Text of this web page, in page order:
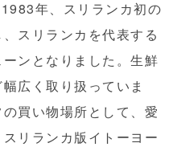
年、スリランカ初の
スリランカを代表する
ンとなりました。生鮮
広く取り扱っていま
買い物場所として、愛
リランカ版イトーヨー